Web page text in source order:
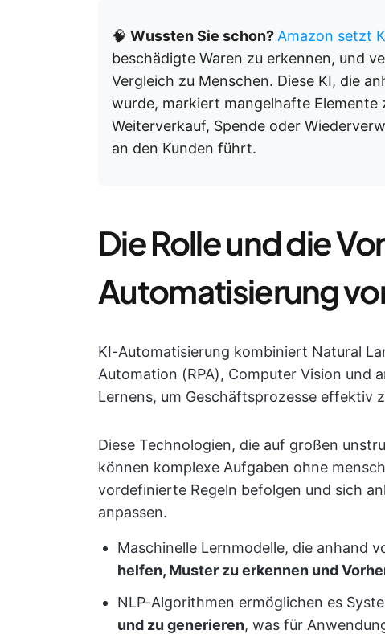
🧠 Wussten Sie schon? Amazon setzt
beschädigte Waren zu erkennen, und
Vergleich zu Menschen. Diese KI, die
wurde, markiert mangelhafte Elemente
Weiterverkauf, Spende oder
an den Kunden führt.
Die Rolle und die
Automatisierung
KI-Automatisierung kombiniert Natural
Automation (RPA), Computer Vision und
Lernens, um Geschäftsprozesse effektiv
Diese Technologien, die auf großen
können komplexe Aufgaben ohne
vordefinierte Regeln befolgen und sich
anpassen.
Maschinelle Lernmodelle, die anhand
helfen, Muster zu erkennen und
NLP-Algorithmen ermöglichen es
und zu generieren, was für